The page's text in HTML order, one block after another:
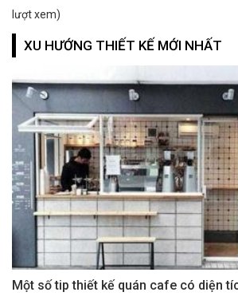
lượt xem)
XU HƯỚNG THIẾT KẾ MỚI NHẤT
Một số tip thiết kế quán cafe có diện